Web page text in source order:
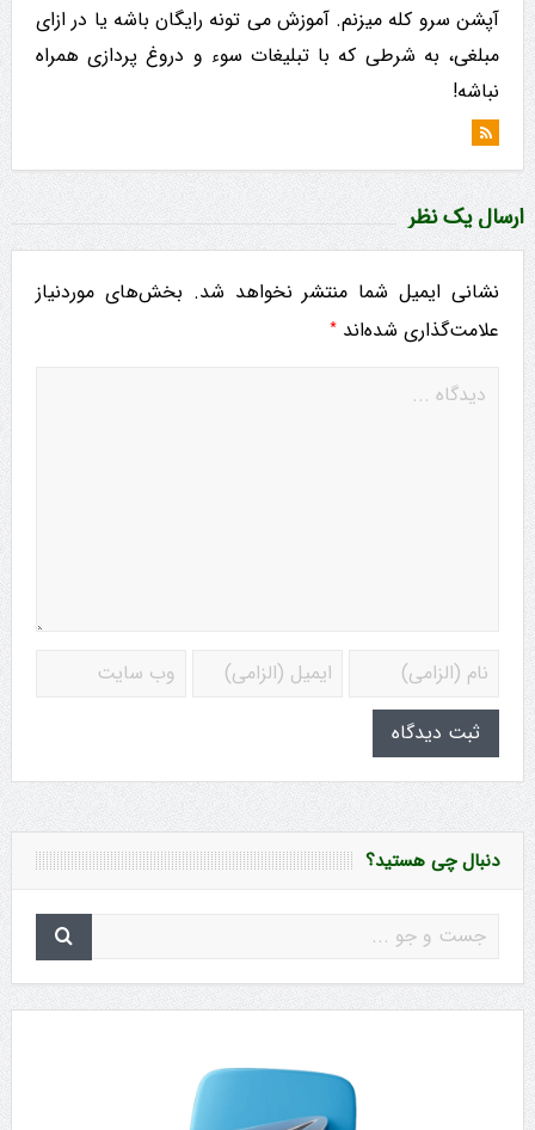
آپشن سرو کله میزنم. آموزش می تونه رایگان باشه یا در ازای
مبلغی، به شرطی که با تبلیغات سوء و دروغ پردازی همراه
نباشه!
ارسال یک نظر
نشانی ایمیل شما منتشر نخواهد شد. بخش‌های موردنیاز
علامت‌گذاری شده‌اند *
دنبال چی هستید؟